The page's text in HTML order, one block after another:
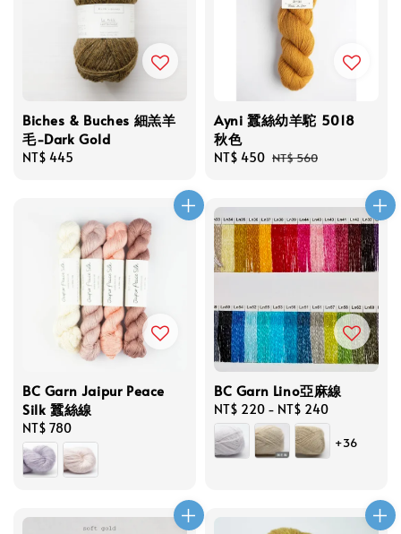
Biches & Buches 細羔羊
毛-Dark Gold
Regular
NT$ 445
Ayni 蠶絲幼羊駝 5018
秋色
Sale
NT$ 450 Regular
NT$ 560
BC Garn Jaipur Peace
Silk 蠶絲線
Regular
price
NT$ 780
BC Garn Lino亞麻線
Regular
price
NT$ 220 - NT$ 240
+36